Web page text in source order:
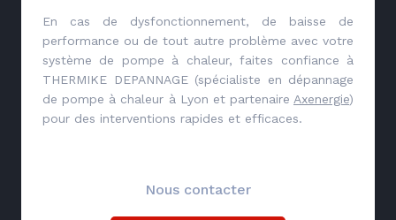
En cas de dysfonctionnement, de baisse de
performance ou de tout autre problème avec votre
système de pompe à chaleur, faites confiance à
THERMIKE DEPANNAGE (spécialiste en dépannage
de pompe à chaleur à Lyon et partenaire Axenergie)
pour des interventions rapides et efficaces.
Nous contacter